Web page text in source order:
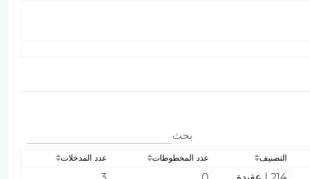
بحث
التصنيف عدد المخطوطات عدد المدخلات